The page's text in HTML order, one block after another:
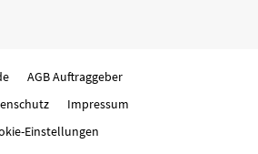
AGB Auftraggeber
Impressum
Einstellungen